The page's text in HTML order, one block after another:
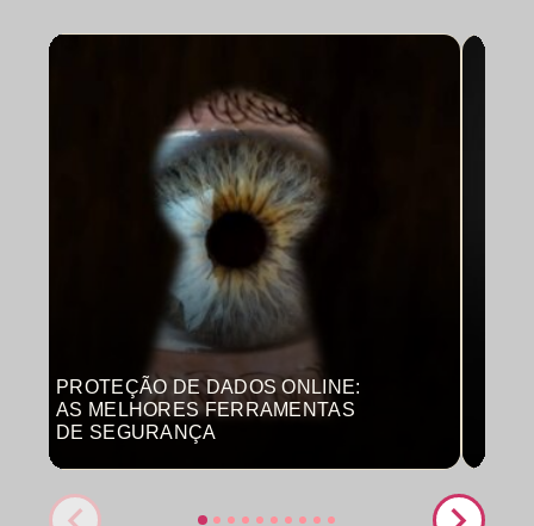
PROTEÇÃO DE DADOS ONLINE:
AS MELHORES FERRAMENTAS
DE SEGURANÇA